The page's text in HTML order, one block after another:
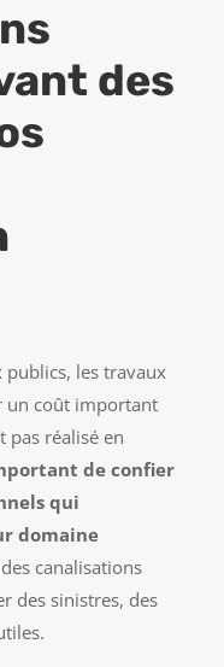
des
publics, les travaux
un coût important
pas réalisé en
de confier
qui
domaine
canalisations
des sinistres, des